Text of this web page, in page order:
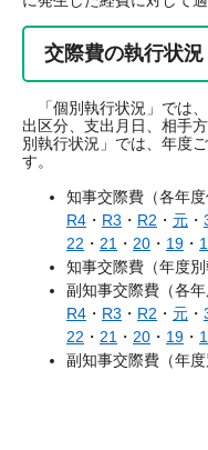
交際費の執行状況
「個別執行状況」では
出区分、支出月日、相手
別執行状況」では、年度
す。
知事交際費（各年度
R4 ・ R3 ・ R2 ・ 元 ・
22 ・ 21 ・ 20 ・ 19 ・
知事交際費（年度別
副知事交際費（各年
R4 ・ R3 ・ R2 ・ 元 ・
22 ・ 21 ・ 20 ・ 19 ・
副知事交際費（年度